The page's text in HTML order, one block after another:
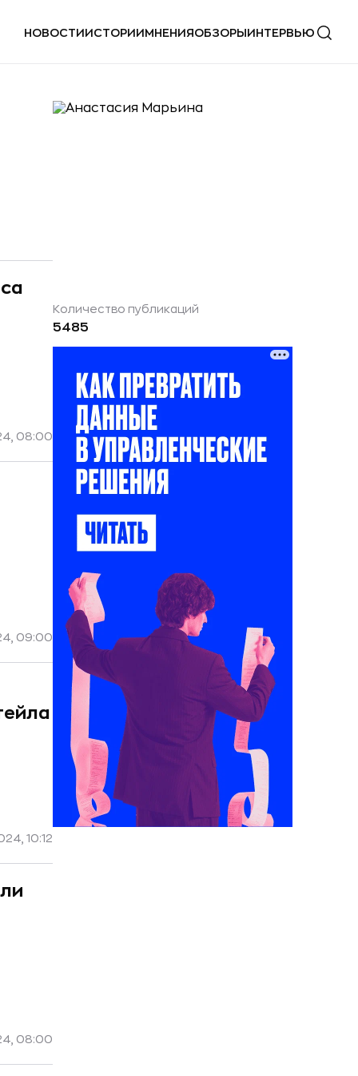
НОВОСТИ ИСТОРИИ МНЕНИЯ ОБЗОРЫ ИНТЕРВЬЮ
08:00
09:00
10:12
08:00
Количество публикаций
5485